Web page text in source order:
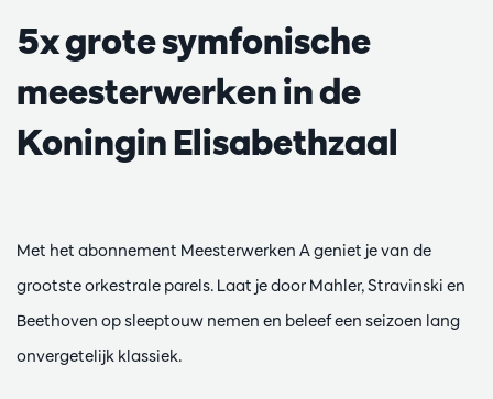
5x grote symfonische
meesterwerken in de
Koningin Elisabethzaal
Met het abonnement Meesterwerken A geniet je van de
grootste orkestrale parels. Laat je door Mahler, Stravinski en
Beethoven op sleeptouw nemen en beleef een seizoen lang
onvergetelijk klassiek.